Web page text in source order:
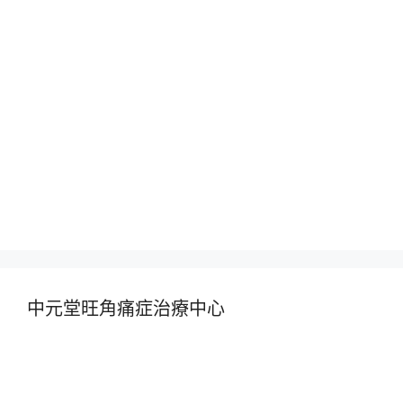
中元堂旺角痛症治療中心